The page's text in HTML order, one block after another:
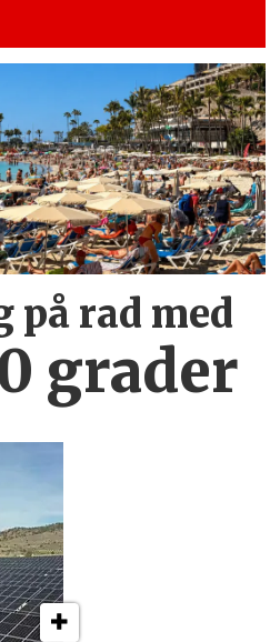
på rad med
grader